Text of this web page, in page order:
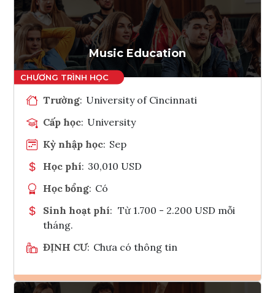
Music Education
Trường: University of Cincinnati
Cấp học: University
Kỳ nhập học: Sep
Học phí: 30,010 USD
Học bổng: Có
Sinh hoạt phí: Từ 1.700 - 2.200 USD mỗi
tháng.
ĐỊNH CƯ: Chưa có thông tin